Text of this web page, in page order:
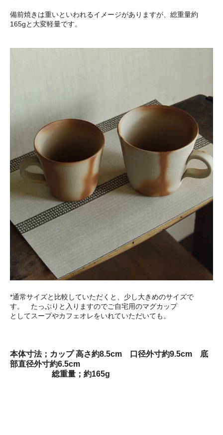
備前焼きは重いといわれるイメージがありますが、総重量約
165gと大変軽量です。
*通常サイズと比較していただくと、少し大きめのサイズで
す。 たっぷりと入りますのでご自宅用のマグカップ
としてスープやカフェオレをいれていただいても。
本体寸法；カップ 高さ約8.5cm 口径外寸約9.5cm 底
部直径外寸約6.5cm
総重量；約165g